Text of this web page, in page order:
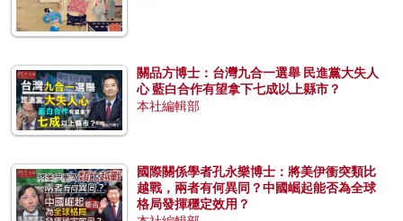
關品方博士：台灣九合一選舉 民進黨大失人
心 藍白合作有望拿下七成以上縣市？
本社編輯部
國際關係學者孔永樂博士：將美伊衝突類比
越戰，兩者有何異同？中國崛起能否為全球
格局發揮穩定效用？